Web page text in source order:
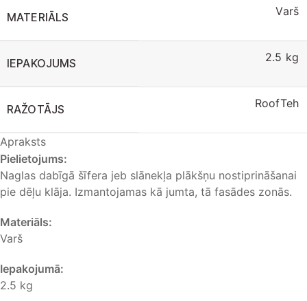
MATERIĀLS Varš
IEPAKOJUMS 2.5 kg
RAŽOTĀJS RoofTeh
Apraksts
Pielietojums:
Naglas dabīgā šīfera jeb slānekļa plākšņu nostiprināšanai
pie dēļu klāja. Izmantojamas kā jumta, tā fasādes zonās.
Materiāls:
Varš
Iepakojumā:
2.5 kg